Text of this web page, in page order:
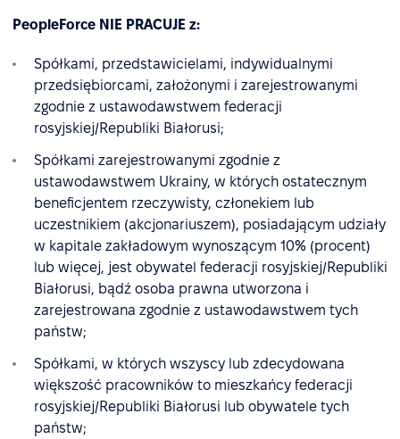
PeopleForce NIE PRACUJE z:
Spółkami, przedstawicielami, indywidualnymi
przedsiębiorcami, założonymi i zarejestrowanymi
zgodnie z ustawodawstwem federacji
rosyjskiej/Republiki Białorusi;
Spółkami zarejestrowanymi zgodnie z
ustawodawstwem Ukrainy, w których ostatecznym
beneficjentem rzeczywisty, członekiem lub
uczestnikiem (akcjonariuszem), posiadającym udziały
w kapitale zakładowym wynoszącym 10% (procent)
lub więcej, jest obywatel federacji rosyjskiej/Republiki
Białorusi, bądź osoba prawna utworzona i
zarejestrowana zgodnie z ustawodawstwem tych
państw;
Spółkami, w których wszyscy lub zdecydowana
większość pracowników to mieszkańcy federacji
rosyjskiej/Republiki Białorusi lub obywatele tych
państw;